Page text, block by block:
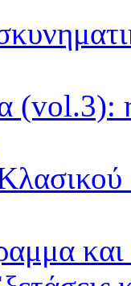
(vol.3):
και